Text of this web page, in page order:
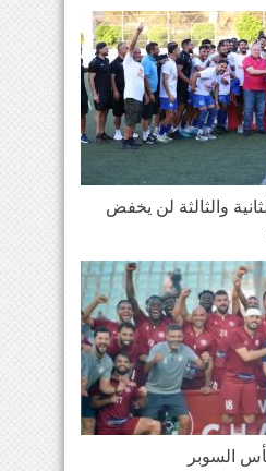
والثالثة لن يخفض
السوبر